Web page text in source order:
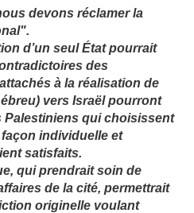
devons réclamer la
d’un seul État pourrait
des
à la réalisation de
vers Israël pourront
Palestiniens qui choisissent
individuelle et
satisfaits.
qui prendrait soin de
de la cité, permettrait
originelle voulant